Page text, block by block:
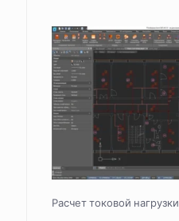
Расчет токовой нагрузки